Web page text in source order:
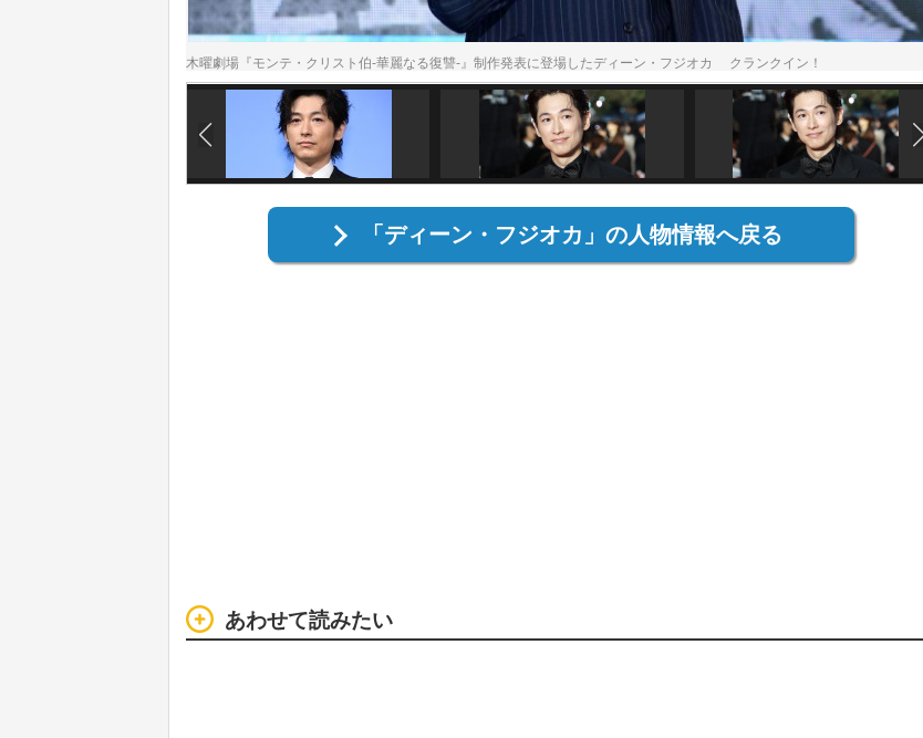
木曜劇場『モンテ・クリスト伯‐華麗なる復讐‐』制作発表に登場したディーン・フジオカ クランクイン！
「ディーン・フジオカ」の人物情報へ戻る
あわせて読みたい